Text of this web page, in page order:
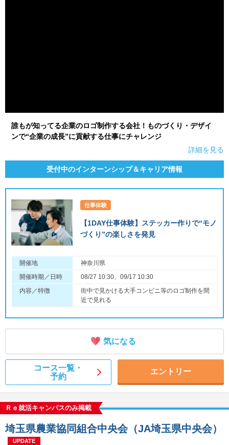
誰もが知ってる企業のロゴ制作する会社！ものづくり・デザイ
ンで“企業の成長”に貢献する仕事にチャレンジ
詳細を見る
受付中のインターンシップ＆キャリア情報
仕事体験
【1DAY仕事体験】ステッカー作りで“モノ
づくり”の楽しさを発見
開催地
神奈川県
開催時期／日時
08/27 10:30、09/17 10:30
内容／特徴
街中で見かける大手コンビニ等のロゴ制作を間
近で見れる
気になる
コース一覧・
予約
エントリー
Ｒｅ就活キャンパスのみ掲載
埼玉県農業協同組合中央会（JA埼玉県中央会）
UPDATE